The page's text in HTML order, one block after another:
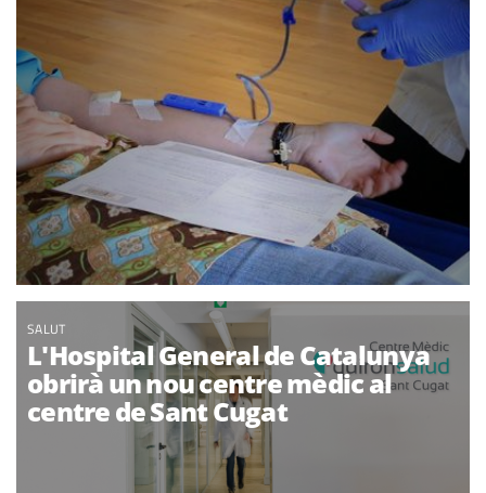
SALUT
L'Hospital General de Catalunya
obrirà un nou centre mèdic al
centre de Sant Cugat